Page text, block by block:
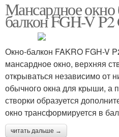
Мансардное
балкон FGH-V P2
Окно-балкон FAKRO FGH-V
мансардное окно, верхняя
открываться независимо от
обычного окна для крыши, а
створки образуется
окно трансформируется в
читать дальше →